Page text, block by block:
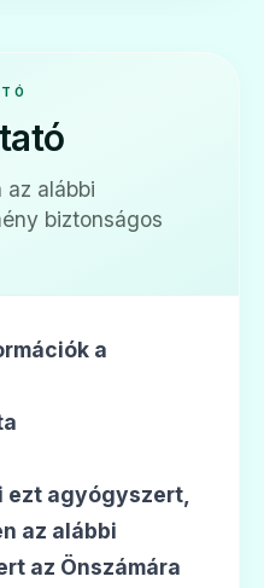
az alábbi
biztonságos
a
ezt agyógyszert,
az alábbi
az Önszámára